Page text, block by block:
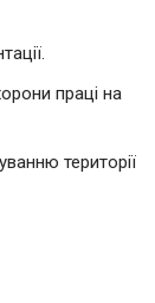
праці на
території